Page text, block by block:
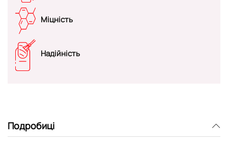
Міцність
Надійність
Подробиці